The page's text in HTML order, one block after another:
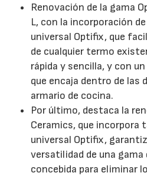
Renovación de la gama
L, con la incorporación
universal Optifix, que
de cualquier termo
rápida y sencilla, y con
que encaja dentro de las
armario de cocina.
Por último, destaca la
Ceramics, que incorpora
universal Optifix,
versatilidad de una gama
concebida para eliminar